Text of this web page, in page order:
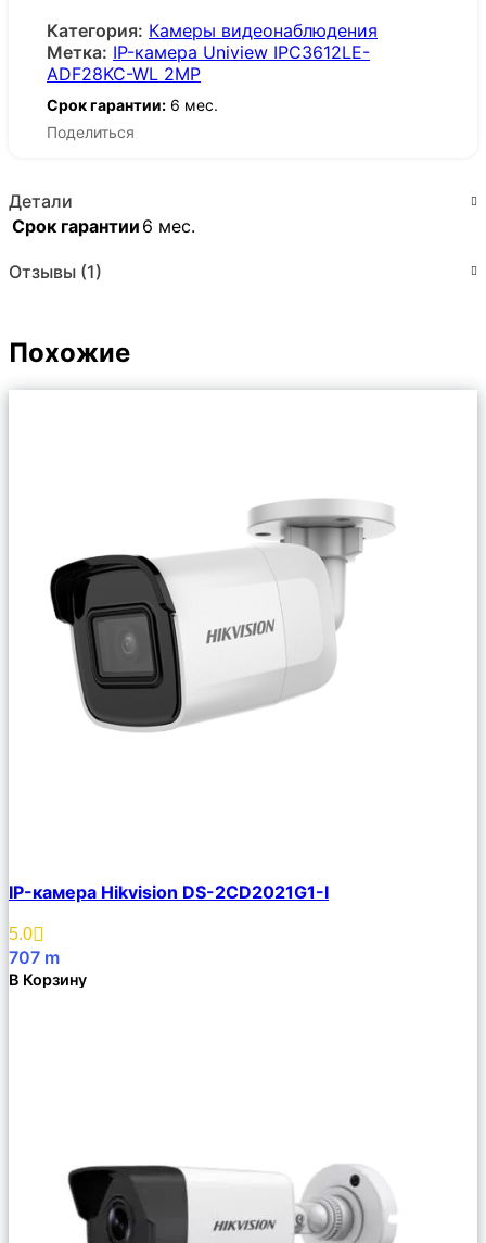
Категория: Камеры видеонаблюдения
Метка: IP-камера Uniview IPC3612LE-
ADF28KC-WL 2MP
Срок гарантии: 6 мес.
Поделиться
Детали
Срок гарантии 6 мес.
Отзывы (1)
Похожие
Описание
Избранное
IP-камера Hikvision DS-2CD2021G1-I
5.0
707 m
В Корзину